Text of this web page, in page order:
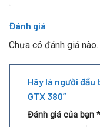
Có hiện tượng
Nguyên nhân
Một số nguyên nhân
380 gồm:
Đánh giá
Chưa có đánh giá nào.
Hãy là người đầu
GTX 380”
Đánh giá của bạn *